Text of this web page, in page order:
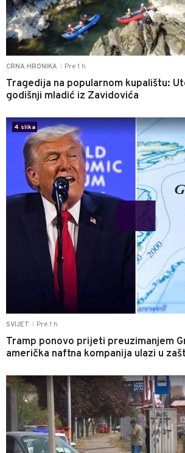
CRNA HRONIKA Pre 1 h
Tragedija na popularnom kupalištu:
godišnji mladić iz Zavidovića
SVIJET Pre 1 h
Tramp ponovo prijeti preuzimanjem
američka naftna kompanija ulazi u
4 slika